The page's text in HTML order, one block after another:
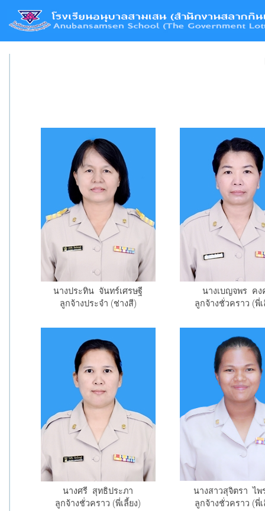
นางประทิน จันทร์เศรษฐี
ลูกจ้างประจำ (ช่างสี)
นางเบญจพร คง
ลูกจ้างชั่วคราว (พี่เ
นางศรี สุทธิประภา
ลูกจ้างชั่วคราว (พี่เลี้ยง)
นางสาวสุจิตรา ไพ
ลูกจ้างชั่วคราว (พี่เ